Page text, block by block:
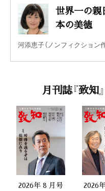
世界一の親
本の美徳
河添恵子（ノンフィクション
月刊誌『致知
2026年 8 月号 2026